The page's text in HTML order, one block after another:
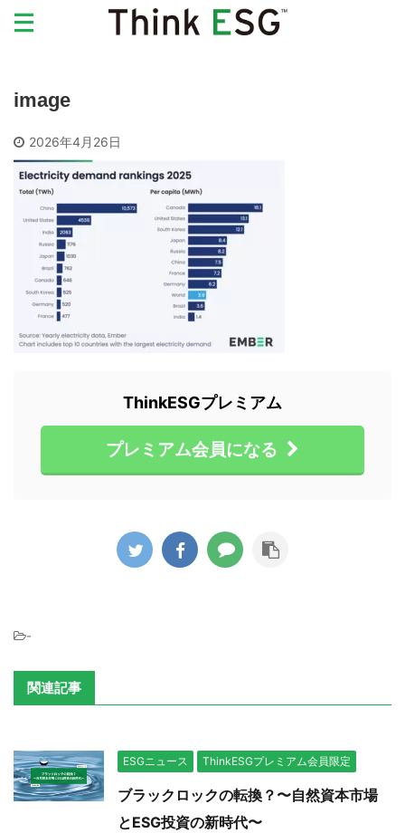
image
2026年4月26日
ThinkESGプレミアム
プレミアム会員になる
-
関連記事
ESGニュース ThinkESGプレミアム会員限定
ブラックロックの転換？〜自然資本市場
とESG投資の新時代〜